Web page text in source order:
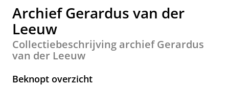
Archief Gerardus van der
Leeuw
Collectiebeschrijving archief Gerardus
van der Leeuw
Beknopt overzicht